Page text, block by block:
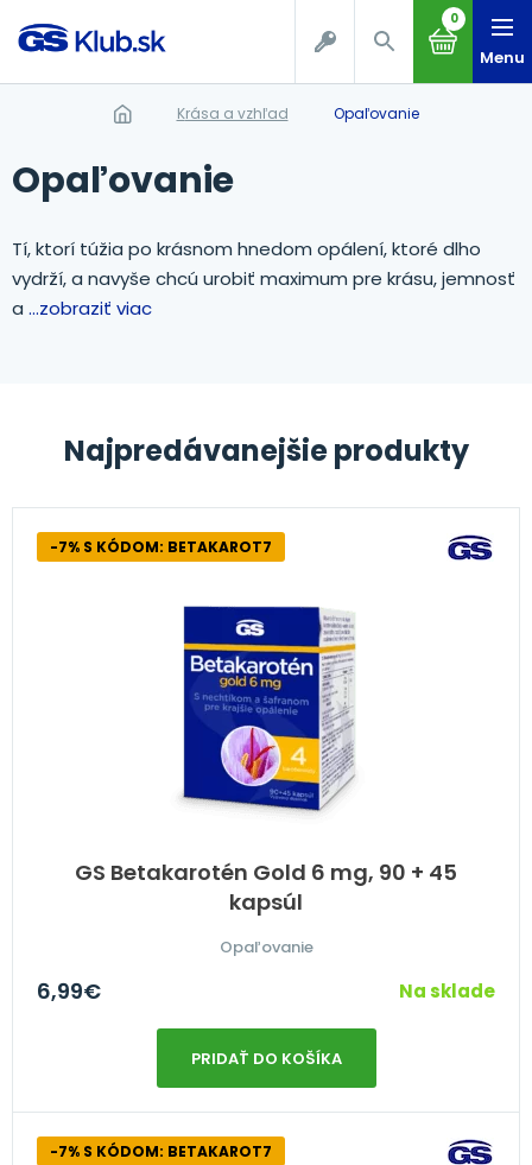
0
Menu
Krása a vzhľad Opaľovanie
Opaľovanie
Tí, ktorí túžia po krásnom hnedom opálení, ktoré dlho
vydrží, a navyše chcú urobiť maximum pre krásu, jemnosť
a ...zobraziť viac
Najpredávanejšie produkty
GS Betakarotén Gold 6 mg, 90 + 45
kapsúl
-7% S KÓDOM: BETAKAROT7
Opaľovanie
6,99€ Na sklade
PRIDAŤ DO KOŠÍKA
-7% S KÓDOM: BETAKAROT7